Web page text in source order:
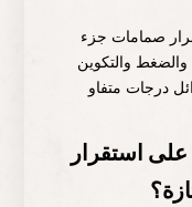
صمامات جزء
والتكوين
استقرار